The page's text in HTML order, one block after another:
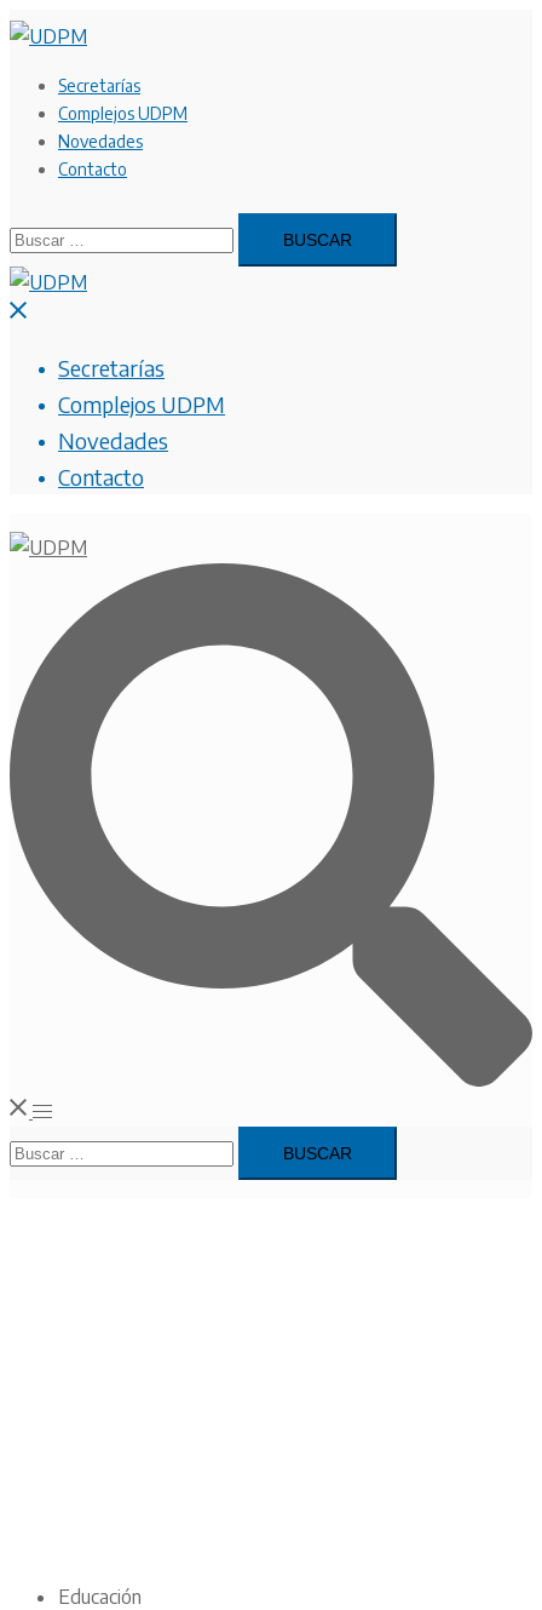
Saltar
contenidoSecretarías
Complejos UDPM
Novedades
Contacto
Buscar:
Cerrar
Secretarías
Complejos UDPM
Novedades
Contacto
Alternar
menú
Buscar:
Educación